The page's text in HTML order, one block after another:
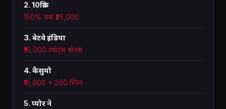
2. 10क्रिक
150% तक ₹25,000
3. बेटवे इंडिया
₹16,000 स्पोर्ट्स बोनस
4. कैसुमो
₹15,000 + 200 स्पिन
5. प्योर ने